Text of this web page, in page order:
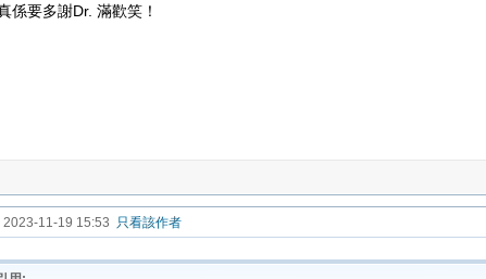
係要多謝Dr. 滿歡笑！
2023-11-19 15:53 只看該作者